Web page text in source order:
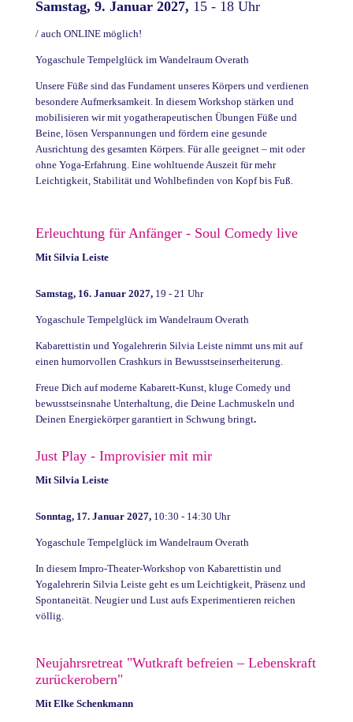
Samstag, 9. Januar 2027, 15 - 18 Uhr
/ auch ONLINE möglich!
Yogaschule Tempelglück im Wandelraum Overath
Unsere Füße sind das Fundament unseres Körpers und verdienen
besondere Aufmerksamkeit. In diesem Workshop stärken und
mobilisieren wir mit yogatherapeutischen Übungen Füße und
Beine, lösen Verspannungen und fördern eine gesunde
Ausrichtung des gesamten Körpers. Für alle geeignet – mit oder
ohne Yoga-Erfahrung. Eine wohltuende Auszeit für mehr
Leichtigkeit, Stabilität und Wohlbefinden von Kopf bis Fuß.
Erleuchtung für Anfänger - Soul Comedy live
Mit Silvia Leiste
Samstag, 16. Januar 2027,19 - 21 Uhr
Yogaschule Tempelglück im Wandelraum Overath
Kabarettistin und Yogalehrerin Silvia Leiste nimmt uns mit auf
einen humorvollen Crashkurs in Bewusstseinserheiterung.
Freue Dich auf moderne Kabarett-Kunst, kluge Comedy und
bewusstseinsnahe Unterhaltung, die Deine Lachmuskeln und
Deinen Energiekörper garantiert in Schwung bringt.
Just Play - Improvisier mit mir
Mit Silvia Leiste
Sonntag, 17. Januar 2027,10:30 - 14:30 Uhr
Yogaschule Tempelglück im Wandelraum Overath
In diesem Impro-Theater-Workshop von Kabarettistin und
Yogalehrerin Silvia Leiste geht es um Leichtigkeit, Präsenz und
Spontaneität. Neugier und Lust aufs Experimentieren reichen
völlig.
Neujahrsretreat "Wutkraft befreien – Lebenskraft
zurückerobern"
Mit Elke Schenkmann